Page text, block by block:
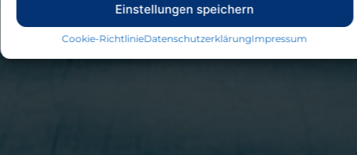
Einstellungen speichern
Cookie-RichtlinieDatenschutzerklärungImpressum